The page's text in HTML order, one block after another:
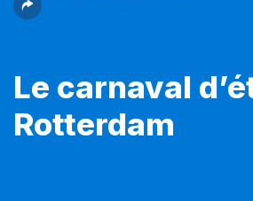
Le carnaval
Rotterdam